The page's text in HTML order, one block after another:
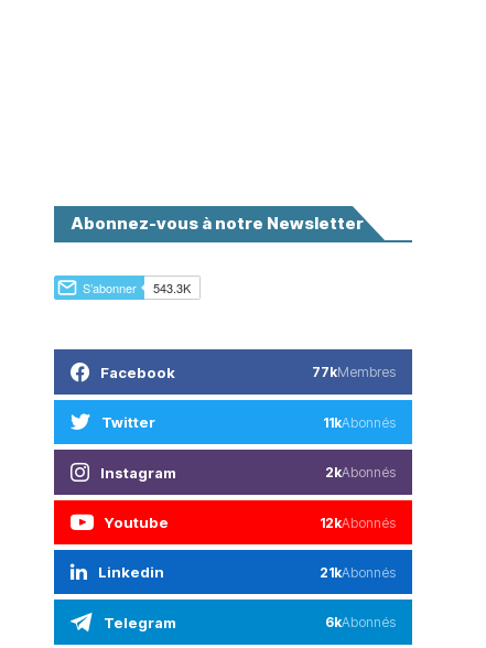
Abonnez-vous à notre Newsletter
Facebook 77kMembres
Twitter 11kAbonnés
Instagram 2kAbonnés
Youtube 12kAbonnés
Linkedin 21kAbonnés
Telegram 6kAbonnés